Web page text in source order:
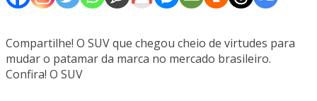
Compartilhe! O SUV que chegou cheio de virtudes para
mudar o patamar da marca no mercado brasileiro.
Confira! O SUV